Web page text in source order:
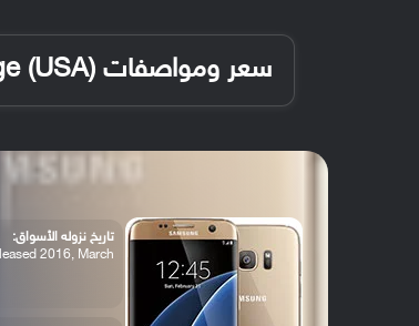
سعر ومواصفات Samsung Galaxy S7 edge (USA)
تاريخ نزوله الأسواق:
2016, March